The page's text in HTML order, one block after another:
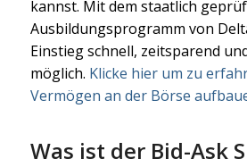
kannst. Mit dem staatlich
Ausbildungsprogramm von
Einstieg schnell, zeitsparend
möglich. Klicke hier um zu
Vermögen an der Börse
Was ist der Bid-Ask